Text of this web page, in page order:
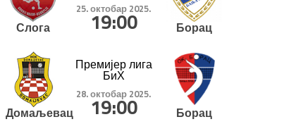
Слога
25. октобар 2025.
19:00 Борац
Домаљевац
Премијер лига
БиХ
28. октобар 2025.
19:00 Борац